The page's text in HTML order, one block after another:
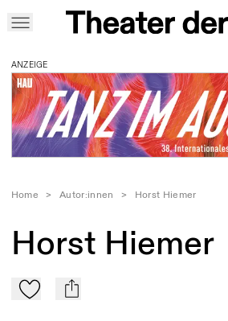
ANZEIGE
Home > Autor:innen > Horst Hiemer
Horst Hiemer
Zu Mein-TdZ hinzufügen
mail